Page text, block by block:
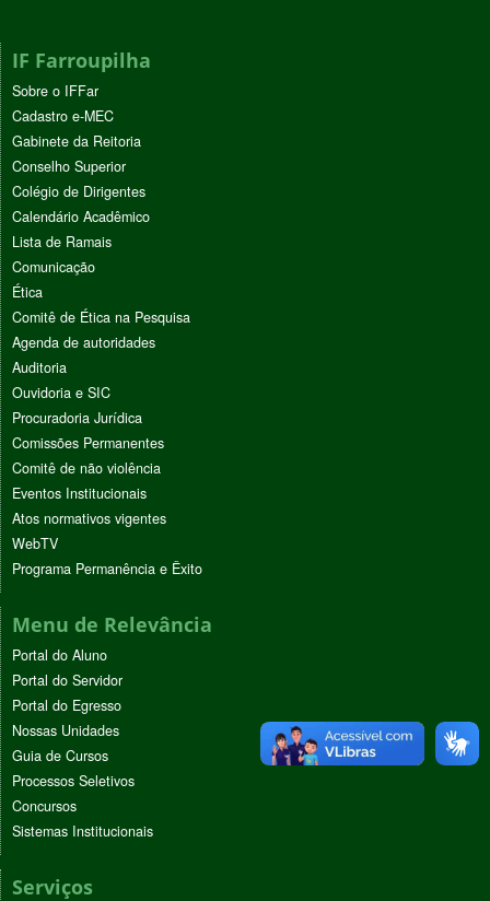
IF Farroupilha
Sobre o IFFar
Cadastro e-MEC
Gabinete da Reitoria
Conselho Superior
Colégio de Dirigentes
Calendário Acadêmico
Lista de Ramais
Comunicação
Ética
Comitê de Ética na Pesquisa
Agenda de autoridades
Auditoria
Ouvidoria e SIC
Procuradoria Jurídica
Comissões Permanentes
Comitê de não violência
Eventos Institucionais
Atos normativos vigentes
WebTV
Programa Permanência e Êxito
Menu de Relevância
Portal do Aluno
Portal do Servidor
Portal do Egresso
Nossas Unidades
Guia de Cursos
Processos Seletivos
Concursos
Sistemas Institucionais
Serviços